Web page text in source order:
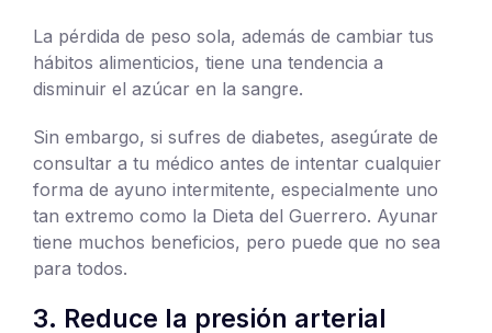
La pérdida de peso sola, además de cambiar tus
hábitos alimenticios, tiene una tendencia a
disminuir el azúcar en la sangre.
Sin embargo, si sufres de diabetes, asegúrate de
consultar a tu médico antes de intentar cualquier
forma de ayuno intermitente, especialmente uno
tan extremo como la Dieta del Guerrero. Ayunar
tiene muchos beneficios, pero puede que no sea
para todos.
3. Reduce la presión arterial